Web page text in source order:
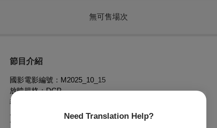
Need Translation Help?
無可售場次
節目介紹
國影電影編號：M2025_10_ 15
放映規格：DCP
級別：輔15級
發音：台語